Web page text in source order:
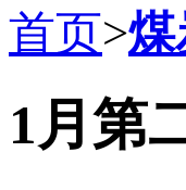
首页>煤
1月第